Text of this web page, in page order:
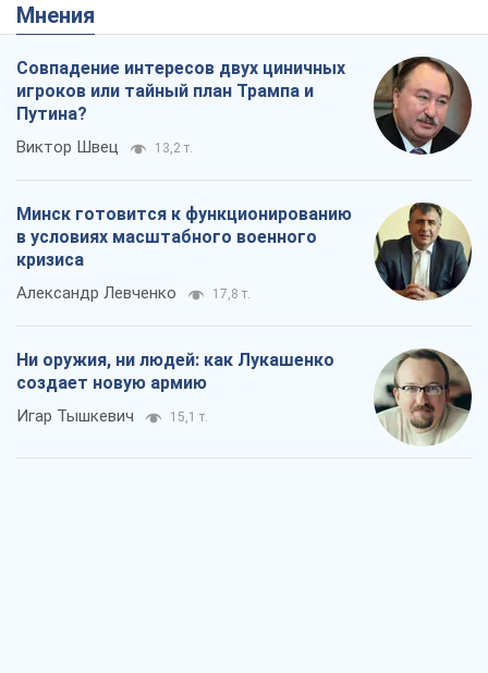
Мнения
Совпадение интересов двух циничных
игроков или тайный план Трампа и
Путина?
Виктор Швец 13,2 т.
Минск готовится к функционированию
в условиях масштабного военного
кризиса
Александр Левченко 17,8 т.
Ни оружия, ни людей: как Лукашенко
создает новую армию
Игар Тышкевич 15,1 т.